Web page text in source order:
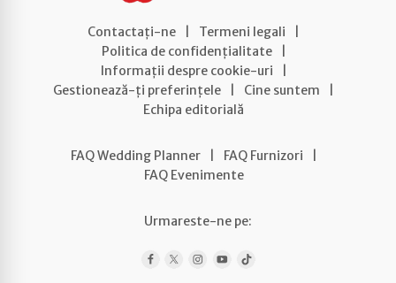
Contactați-ne Termeni legali
Politica de confidențialitate
Informații despre cookie-uri
Gestionează-ți preferințele
Cine suntem
Echipa editorială
FAQ Wedding Planner FAQ Furnizori
FAQ Evenimente
Urmareste-ne pe: